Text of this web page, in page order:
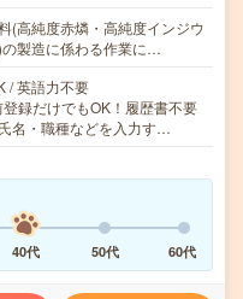
(高純度赤燐・高純度インジウ
製造に係わる作業に…
/ 英語力不要
録だけでもOK！履歴書不要
名・職種などを入力す…
40代 50代 60代